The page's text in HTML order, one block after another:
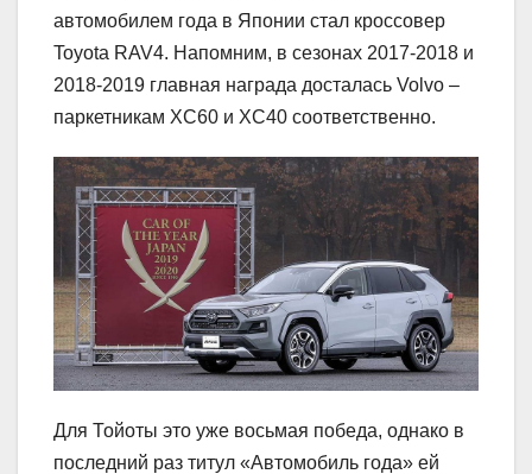
автомобилем года в Японии стал кроссовер
Toyota RAV4. Напомним, в сезонах 2017-2018 и
2018-2019 главная награда досталась Volvo –
паркетникам XC60 и XC40 соответственно.
Для Тойоты это уже восьмая победа, однако в
последний раз титул «Автомобиль года» ей